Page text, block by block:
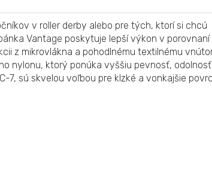
v roller derby alebo pre tých, ktorí si chcú
Vantage poskytuje lepší výkon v porovnaní
z mikrovlákna a pohodlnému textilnému
nylonu, ktorý ponúka vyššiu pevnosť,
7, sú skvelou voľbou pre klzké a vonkajšie